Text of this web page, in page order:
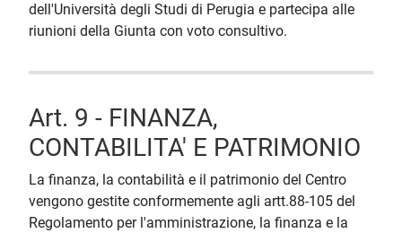
dell'Università degli Studi di Perugia e partecipa alle
riunioni della Giunta con voto consultivo.
Art. 9 - FINANZA,
CONTABILITA' E PATRIMONIO
La finanza, la contabilità e il patrimonio del Centro
vengono gestite conformemente agli artt.88-105 del
Regolamento per l'amministrazione, la finanza e la